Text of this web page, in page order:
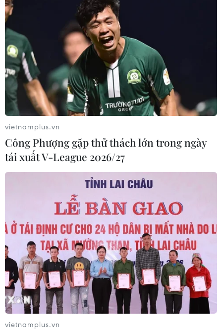
vietnamplus.vn
Công Phượng gặp thử thách lớn trong ngày
tái xuất V-League 2026/27
vietnamplus.vn